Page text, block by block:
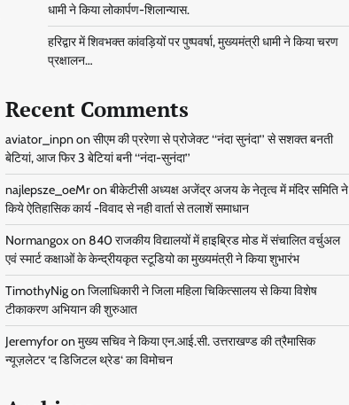
धामी ने किया लोकार्पण-शिलान्यास.
हरिद्वार में शिवभक्त कांवड़ियों पर पुष्पवर्षा, मुख्यमंत्री धामी ने किया चरण
प्रक्षालन…
Recent Comments
aviator_inpnonसीएम की प्ररेणा से प्रोजेक्ट ‘‘नंदा सुनंदा’’ से सशक्त बनती
बेटियां, आज फिर 3 बेटियां बनी ‘‘नंदा-सुनंदा’’
najlepsze_oeMronबीकेटीसी अध्यक्ष अजेंद्र अजय के नेतृत्व में मंदिर समिति ने
किये ऐतिहासिक कार्य -विवाद से नही वार्ता से तलाशें समाधान
Normangoxon 840 राजकीय विद्यालयों में हाइब्रिड मोड में संचालित वर्चुअल
एवं स्मार्ट कक्षाओं के केन्द्रीयकृत स्टूडियो का मुख्यमंत्री ने किया शुभारंभ
TimothyNigonजिलाधिकारी ने जिला महिला चिकित्सालय से किया विशेष
टीकाकरण अभियान की शुरुआत
Jeremyforonमुख्य सचिव ने किया एन.आई.सी. उत्तराखण्ड की त्रैमासिक
न्यूज़लेटर ‘द डिजिटल थ्रेड‘ का विमोचन